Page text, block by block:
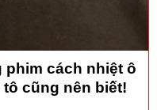
phim cách nhiệt ô
cũng nên biết!